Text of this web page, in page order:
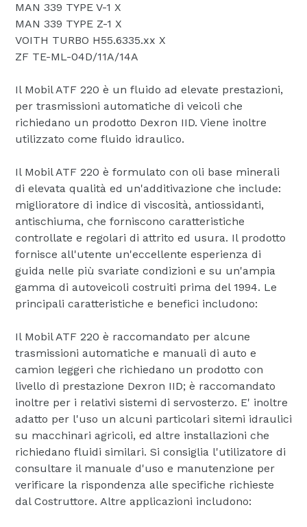
MAN 339 TYPE V-1 X
MAN 339 TYPE Z-1 X
VOITH TURBO H55.6335.xx X
ZF TE-ML-04D/11A/14A
Il Mobil ATF 220 è un fluido ad elevate prestazioni,
per trasmissioni automatiche di veicoli che
richiedano un prodotto Dexron IID. Viene inoltre
utilizzato come fluido idraulico.
Il Mobil ATF 220 è formulato con oli base minerali
di elevata qualità ed un'additivazione che include:
miglioratore di indice di viscosità, antiossidanti,
antischiuma, che forniscono caratteristiche
controllate e regolari di attrito ed usura. Il prodotto
fornisce all'utente un'eccellente esperienza di
guida nelle più svariate condizioni e su un'ampia
gamma di autoveicoli costruiti prima del 1994. Le
principali caratteristiche e benefici includono:
Il Mobil ATF 220 è raccomandato per alcune
trasmissioni automatiche e manuali di auto e
camion leggeri che richiedano un prodotto con
livello di prestazione Dexron IID; è raccomandato
inoltre per i relativi sistemi di servosterzo. E' inoltre
adatto per l'uso un alcuni particolari sitemi idraulici
su macchinari agricoli, ed altre installazioni che
richiedano fluidi similari. Si consiglia l'utilizatore di
consultare il manuale d'uso e manutenzione per
verificare la rispondenza alle specifiche richieste
dal Costruttore. Altre applicazioni includono: